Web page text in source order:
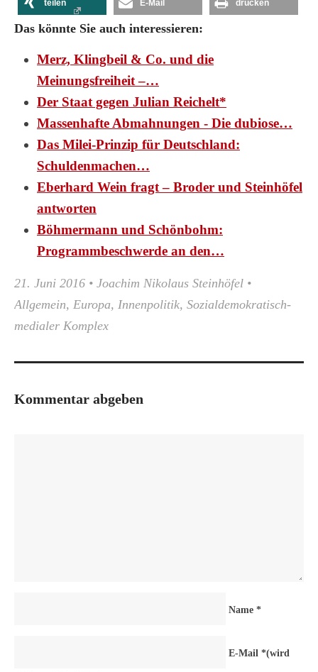
teilen E-Mail drucken
Das könnte Sie auch interessieren:
Merz, Klingbeil & Co. und die
Meinungsfreiheit –…
Der Staat gegen Julian Reichelt*
Massenhafte Abmahnungen - Die dubiose…
Das Milei-Prinzip für Deutschland:
Schuldenmachen…
Eberhard Wein fragt – Broder und Steinhöfel
antworten
Böhmermann und Schönbohm:
Programmbeschwerde an den…
21. Juni 2016 • Joachim Nikolaus Steinhöfel •
Allgemein, Europa, Innenpolitik, Sozialdemokratisch-
medialer Komplex
Kommentar abgeben
Name *
E-Mail *(wird